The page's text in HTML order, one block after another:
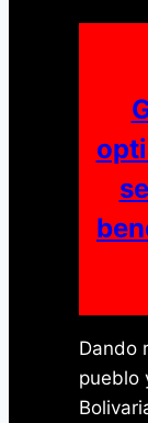
Dando
pueblo